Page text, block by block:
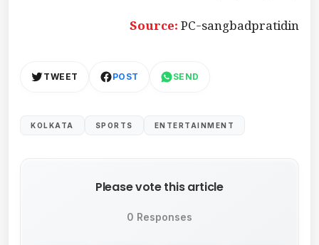
Source:PC-sangbadpratidin
TWEET POST SEND
KOLKATA SPORTS ENTERTAINMENT
Please vote this article
0 Responses